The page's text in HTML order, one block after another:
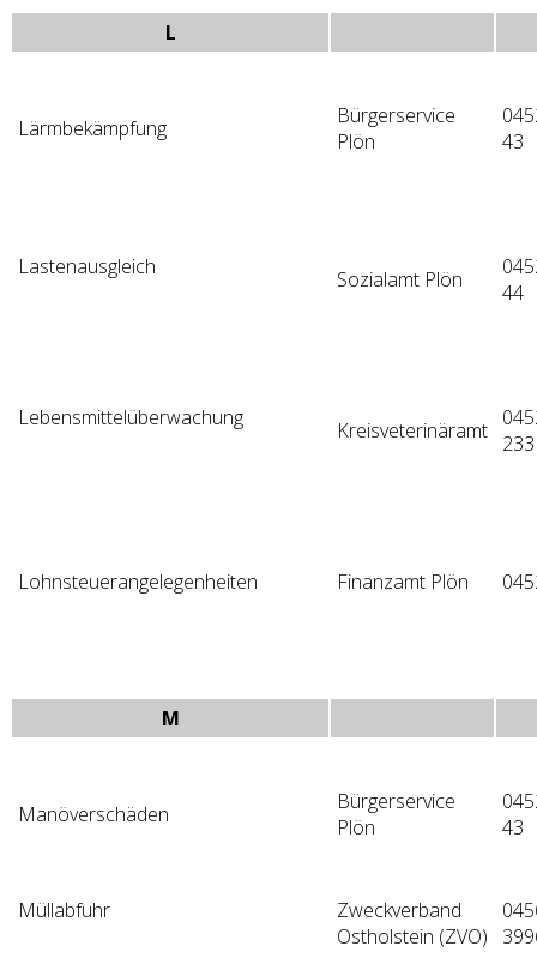
L
Lärmbekämpfung
Bürgerservice
Plön
43
Lastenausgleich Sozialamt Plön
44
Lebensmittelüberwachung Kreisveterinäramt 233
Lohnsteuerangelegenheiten Finanzamt Plön
M
Manöverschäden
Bürgerservice
Plön
43
Müllabfuhr
Zweckverband
Ostholstein (ZVO)